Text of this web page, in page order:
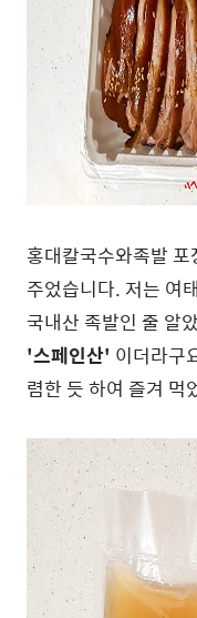
홍대칼국수와족발
주었습니다. 저는 여
국내산 족발인 줄 알
'스페인산' 이더라구
렴한 듯 하여 즐겨 먹